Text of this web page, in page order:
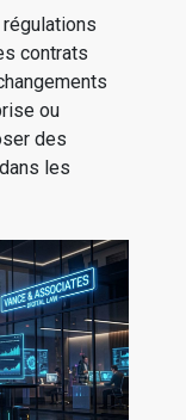
régulations
contrats
ou
des
les